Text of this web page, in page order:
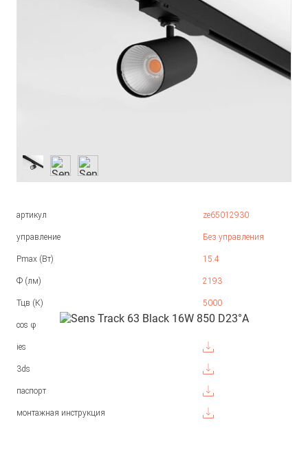
артикул ze65012930
управление Без управления
Pmax (Вт) 15.4
Ф (лм) 2193
Тцв (К) 5000
cos φ
ies
3ds
паспорт
монтажная инструкция